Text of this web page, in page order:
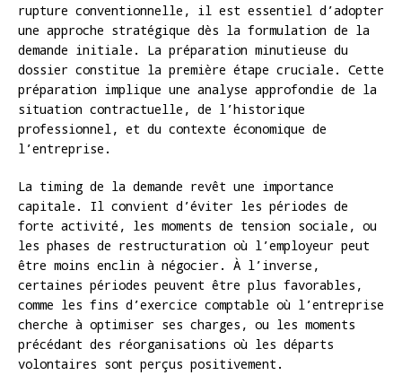
rupture conventionnelle, il est essentiel d’adopter
une approche stratégique dès la formulation de la
demande initiale. La préparation minutieuse du
dossier constitue la première étape cruciale. Cette
préparation implique une analyse approfondie de la
situation contractuelle, de l’historique
professionnel, et du contexte économique de
l’entreprise.
La timing de la demande revêt une importance
capitale. Il convient d’éviter les périodes de
forte activité, les moments de tension sociale, ou
les phases de restructuration où l’employeur peut
être moins enclin à négocier. À l’inverse,
certaines périodes peuvent être plus favorables,
comme les fins d’exercice comptable où l’entreprise
cherche à optimiser ses charges, ou les moments
précédant des réorganisations où les départs
volontaires sont perçus positivement.